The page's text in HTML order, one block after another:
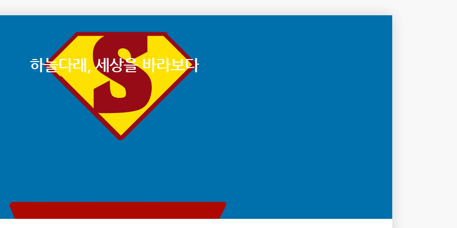
하늘다래, 세상을 바라보다